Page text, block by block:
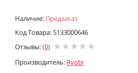
Наличие: Предзаказ
Код Товара: 5133000646
Отзывы:(0)
Производитель: Ryobi